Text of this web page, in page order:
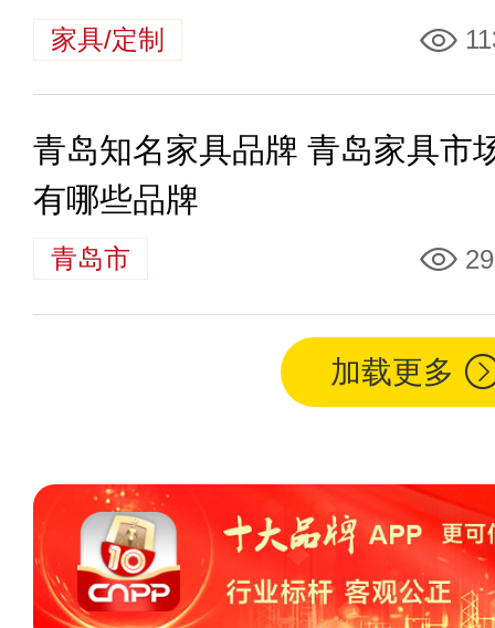
家具/定制
青岛知名家具品牌 青岛家具市
有哪些品牌
青岛市
加载更多